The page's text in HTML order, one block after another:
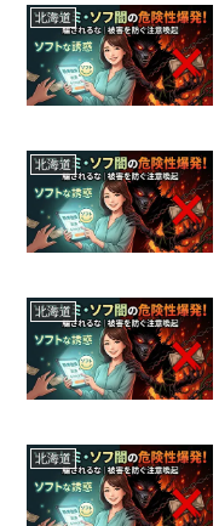
北海道
北海道
北海道
北海道